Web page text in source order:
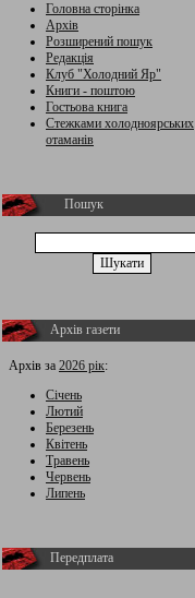
Головна сторінка
Архів
Розширений пошук
Редакція
Клуб "Холодний Яр"
Книги - поштою
Гостьова книга
Стежками холодноярських
отаманів
Пошук
Архів газети
Архів за 2026 рік:
Січень
Лютий
Березень
Квітень
Травень
Червень
Липень
Передплата